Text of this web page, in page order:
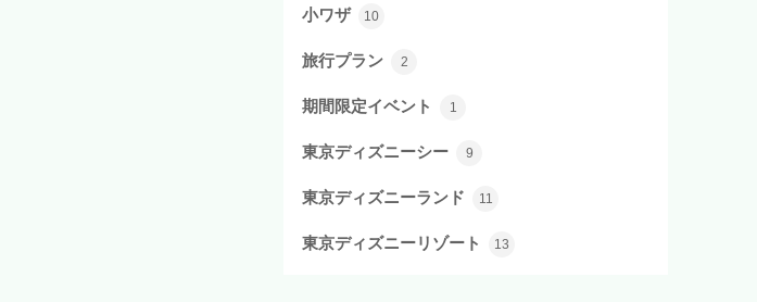
小ワザ 10
旅行プラン 2
期間限定イベント 1
東京ディズニーシー 9
東京ディズニーランド 11
東京ディズニーリゾート 13